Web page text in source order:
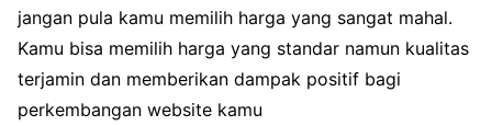
jangan pula kamu memilih harga yang sangat mahal.
Kamu bisa memilih harga yang standar namun kualitas
terjamin dan memberikan dampak positif bagi
perkembangan website kamu